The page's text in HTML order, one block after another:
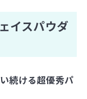
イスパウダ
続ける超優秀パ